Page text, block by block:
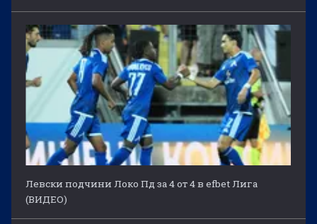
Левски подчини Локо Пд за 4 от 4 в efbet Лига
(ВИДЕО)